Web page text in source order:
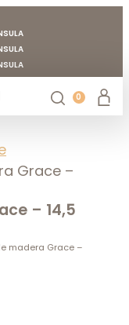
0
Grace –
– 14,5
madera Grace –